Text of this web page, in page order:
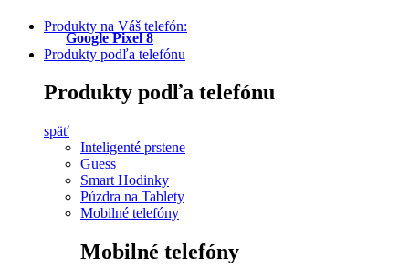
Produkty na Váš telefón:
Google Pixel 8
Produkty podľa telefónu
Produkty podľa telefónu
späť
Inteligenté prstene
Guess
Smart Hodinky
Púzdra na Tablety
Mobilné telefóny
Mobilné telefóny